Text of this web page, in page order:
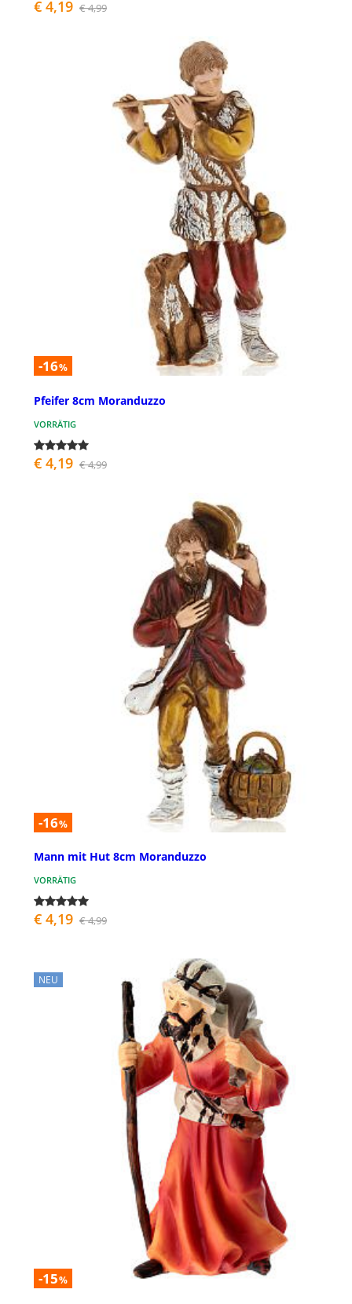
€ 4,19 € 4,99
-16%
Pfeifer 8cm Moranduzzo
VORRÄTIG
€ 4,19 € 4,99
-16%
Mann mit Hut 8cm Moranduzzo
VORRÄTIG
€ 4,19 € 4,99
NEU
-15%